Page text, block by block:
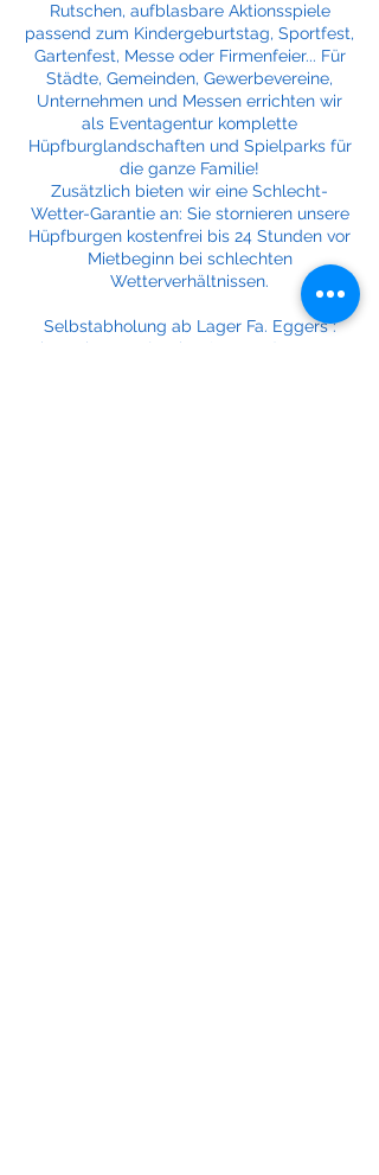
Rutschen, aufblasbare Aktionsspiele
passend zum Kindergeburtstag, Sportfest,
Gartenfest, Messe oder Firmenfeier... Für
Städte, Gemeinden, Gewerbevereine,
Unternehmen und Messen errichten wir
als Eventagentur komplette
Hüpfburglandschaften und Spielparks für
die ganze Familie!
Zusätzlich bieten wir eine Schlecht-
Wetter-Garantie an: Sie stornieren unsere
Hüpfburgen kostenfrei bis 24 Stunden vor
Mietbeginn bei schlechten
Wetterverhältnissen.
Selbstabholung ab Lager Fa. Eggers :
Mietpreis netto (zzgl. 19% MwSt ) 180,00 €